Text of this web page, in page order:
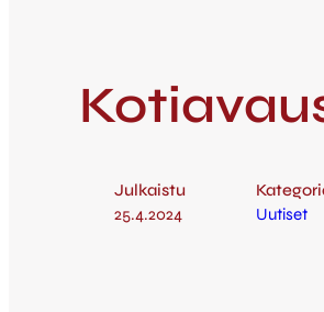
Julkaistu
25.4.2024
Uutiset